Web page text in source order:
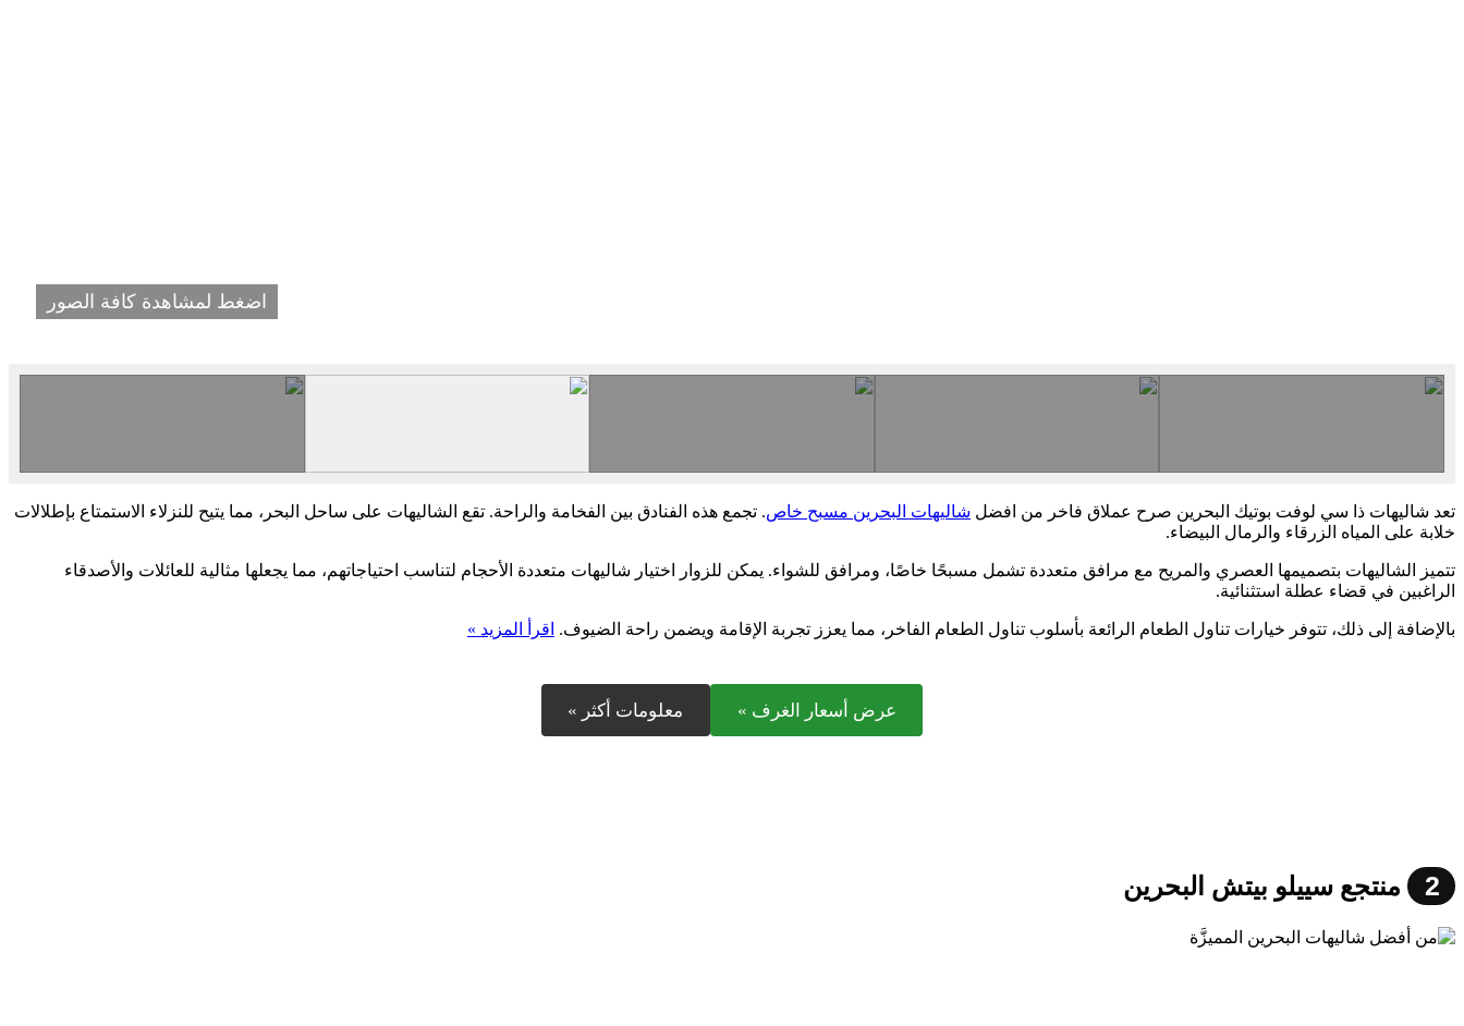
اضغط لمشاهدة كافة الصور
تعد شاليهات ذا سي لوفت بوتيك البحرين صرح عملاق فاخر من افضل شاليهات البحرين مسبح خاص. تجمع هذه الفنادق بين الفخامة والراحة. تقع الشاليهات على ساحل البحر، مما يتيح للنزلاء الاستمتاع بإطلالات
خلابة على المياه الزرقاء والرمال البيضاء.
تتميز الشاليهات بتصميمها العصري والمريح مع مرافق متعددة تشمل مسبحًا خاصًا، ومرافق للشواء. يمكن للزوار اختيار شاليهات متعددة الأحجام لتناسب احتياجاتهم، مما يجعلها مثالية للعائلات والأصدقاء
الراغبين في قضاء عطلة استثنائية.
بالإضافة إلى ذلك، تتوفر خيارات تناول الطعام الرائعة بأسلوب تناول الطعام الفاخر، مما يعزز تجربة الإقامة ويضمن راحة الضيوف. اقرأ المزيد »
عرض أسعار الغرف » معلومات أكثر »
2 منتجع سييلو بيتش البحرين